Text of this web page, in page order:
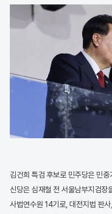
김건희 특검 후보로 민주당은 민
신당은 심재철 전 서울남부지검
사법연수원 14기로, 대전지법 판